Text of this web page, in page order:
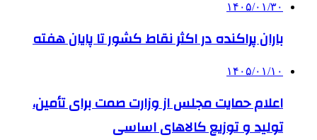
۱۴۰۵/۰۱/۳۰
باران پراکنده در اکثر نقاط کشور تا پایان هفته
۱۴۰۵/۰۱/۱۰
اعلام حمایت مجلس از وزارت صمت برای تأمین،
تولید و توزیع کالاهای اساسی